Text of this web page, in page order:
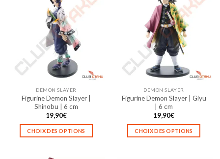
variations.
Les
options
peuvent
être
choisies
sur
page
du
produit
variations.
Les
options
peuvent
être
choisies
sur
page
du
produit
DEMON SLAYER
Figurine Demon Slayer |
Shinobu | 6 cm
19,90€
CHOIX DES OPTIONS
DEMON SLAYER
Figurine Demon Slayer | Giyu
| 6 cm
19,90€
CHOIX DES OPTIONS